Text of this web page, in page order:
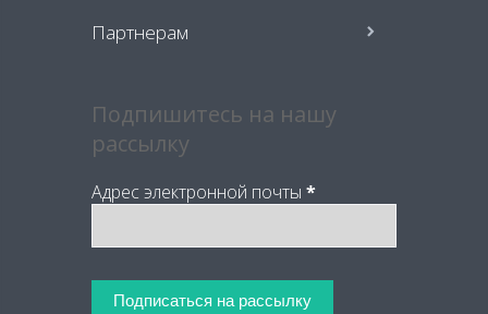
Партнерам
Подпишитесь на нашу
рассылку
Адрес электронной почты *